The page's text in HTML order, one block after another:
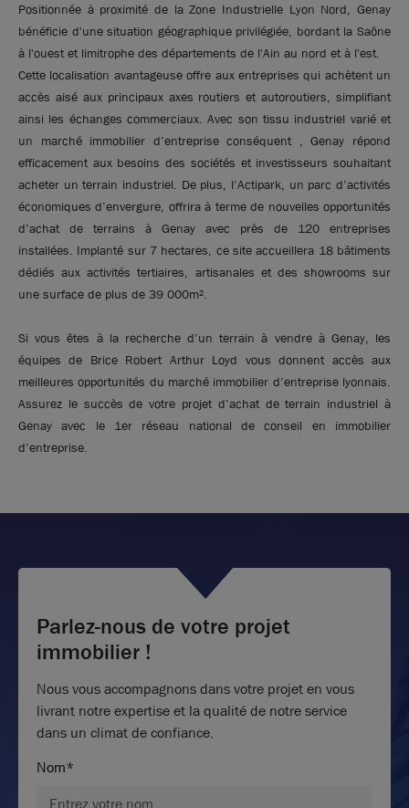
Positionnée à proximité de la Zone Industrielle Lyon Nord, Genay
bénéficie d'une situation géographique privilégiée, bordant la Saône
à l'ouest et limitrophe des départements de l'Ain au nord et à l'est.
Cette localisation avantageuse offre aux entreprises qui achètent un
accès aisé aux principaux axes routiers et autoroutiers, simplifiant
ainsi les échanges commerciaux. Avec son tissu industriel varié et
un marché immobilier d’entreprise conséquent , Genay répond
efficacement aux besoins des sociétés et investisseurs souhaitant
acheter un terrain industriel. De plus, l’Actipark, un parc d’activités
économiques d’envergure, offrira à terme de nouvelles opportunités
d’achat de terrains à Genay avec près de 120 entreprises
installées. Implanté sur 7 hectares, ce site accueillera 18 bâtiments
dédiés aux activités tertiaires, artisanales et des showrooms sur
une surface de plus de 39 000m².
Si vous êtes à la recherche d’un terrain à vendre à Genay, les
équipes de Brice Robert Arthur Loyd vous donnent accès aux
meilleures opportunités du marché immobilier d’entreprise lyonnais.
Assurez le succès de votre projet d’achat de terrain industriel à
Genay avec le 1er réseau national de conseil en immobilier
d’entreprise.
Parlez-nous de votre projet
immobilier !
Nous vous accompagnons dans votre projet en vous
livrant notre expertise et la qualité de notre service
dans un climat de confiance.
Nom*